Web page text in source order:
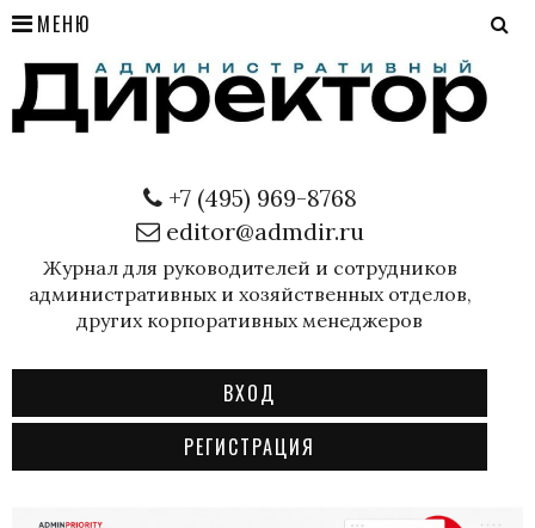
МЕНЮ
+7 (495) 969-8768
editor@admdir.ru
Журнал для руководителей и сотрудников
административных и хозяйственных отделов,
других корпоративных менеджеров
ВХОД
РЕГИСТРАЦИЯ